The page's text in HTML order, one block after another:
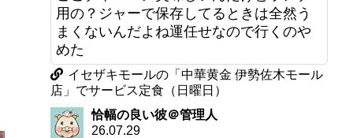
用の？ジャーで保存してるときは全然う
まくないんだよね運任せなので行くのや
めた
イセザキモールの「中華黄金 伊勢佐木モール
店」でサービス定食（日曜日）
恰幅の良い彼＠管理人
26.07.29